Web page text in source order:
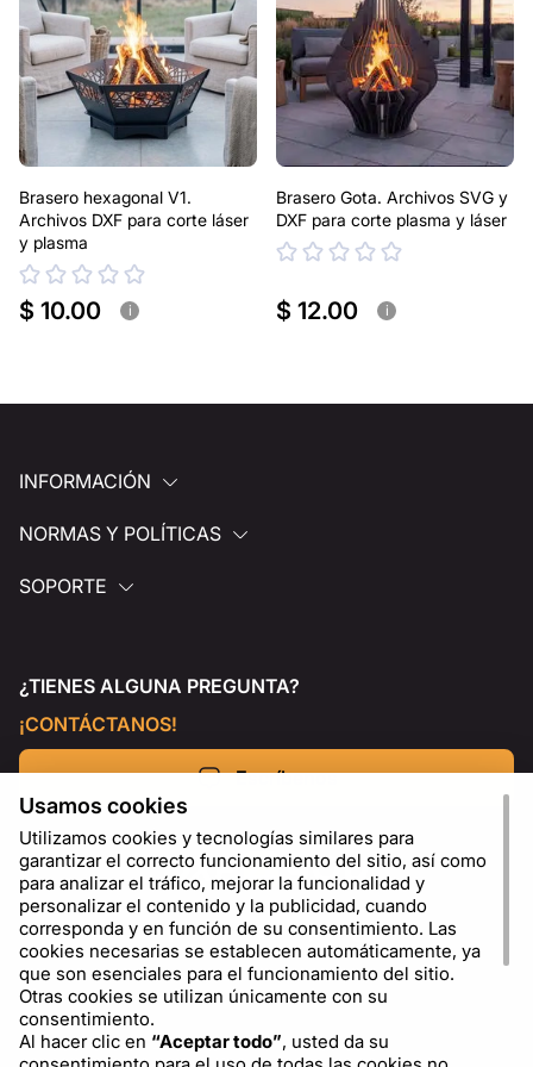
Si tienes alguna pregunta o necesitas ayuda, ponte en
contacto con nosotros en cualquier momento: estamos
siempre listos para ayudarte.
Brasero hexagonal V1.
Archivos DXF para corte láser
y plasma
$ 10.00 i
Brasero Gota. Archivos SVG y
DXF para corte plasma y láser
$ 12.00 i
INFORMACIÓN
NORMAS Y POLÍTICAS
SOPORTE
¿TIENES ALGUNA PREGUNTA?
¡CONTÁCTANOS!
Escríbenos
ES USD - US Dollar ($)
Usamos cookies
Utilizamos cookies y tecnologías similares para
garantizar el correcto funcionamiento del sitio, así como
para analizar el tráfico, mejorar la funcionalidad y
personalizar el contenido y la publicidad, cuando
corresponda y en función de su consentimiento. Las
cookies necesarias se establecen automáticamente, ya
que son esenciales para el funcionamiento del sitio.
Otras cookies se utilizan únicamente con su
consentimiento.
Al hacer clic en “Aceptar todo”, usted da su